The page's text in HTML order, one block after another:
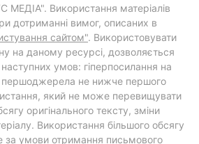
Використання матеріалів
дотриманні вимог, описаних в
сайтом". Використовувати
на даному ресурсі, дозволяється
умов: гіперпосилання на
першоджерела не нижче першого
який не може перевищувати
оригінального тексту, зміни
Використання більшого обсягу
умови отримання письмового